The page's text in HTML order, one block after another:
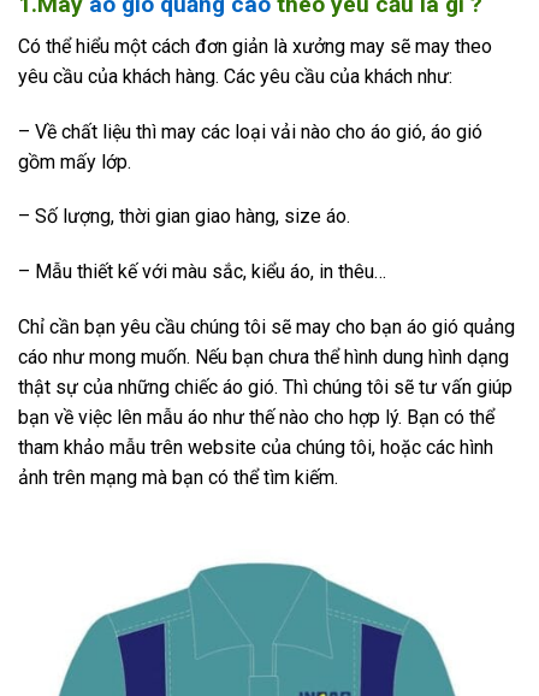
Có thể hiểu một cách đơn giản là xưởng may sẽ may theo
yêu cầu của khách hàng. Các yêu cầu của khách như:
– Về chất liệu thì may các loại vải nào cho áo gió, áo gió
gồm mấy lớp.
– Số lượng, thời gian giao hàng, size áo.
– Mẫu thiết kế với màu sắc, kiểu áo, in thêu…
Chỉ cần bạn yêu cầu chúng tôi sẽ may cho bạn áo gió quảng
cáo như mong muốn. Nếu bạn chưa thể hình dung hình dạng
thật sự của những chiếc áo gió. Thì chúng tôi sẽ tư vấn giúp
bạn về việc lên mẫu áo như thế nào cho hợp lý. Bạn có thể
tham khảo mẫu trên website của chúng tôi, hoặc các hình
ảnh trên mạng mà bạn có thể tìm kiếm.